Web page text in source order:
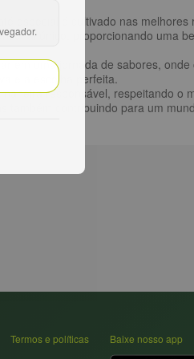
especial é cultivado nas melhores
único, proporcionando uma
em uma jornada de sabores,
é a escolha perfeita.
responsável, respeitando o
também contribuindo para um
Termos e políticas
Baixe nosso app